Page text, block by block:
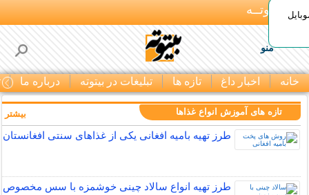
بـیتوتــه
منو
خانه اخبار داغ تازه ها تبلیغات در بیتوته درباره ما
تازه های آموزش انواع غذاها
طرز تهیه بامیه افغانی یکی از غذاهای سنتی افغانستان
طرز تهیه انواع سالاد چینی خوشمزه با سس مخصوص
بیشتر